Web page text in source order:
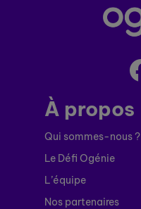
À propos
Qui sommes-nous ?
Le Défi Ogénie
L’équipe
Nos partenaires